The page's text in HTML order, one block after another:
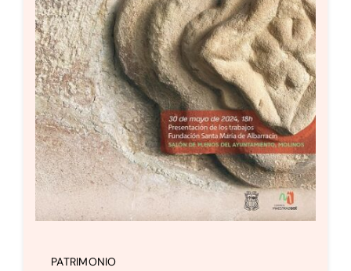
PATRIMONIO